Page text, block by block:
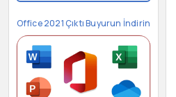
Office 2021 Çıktı Buyurun İndirin